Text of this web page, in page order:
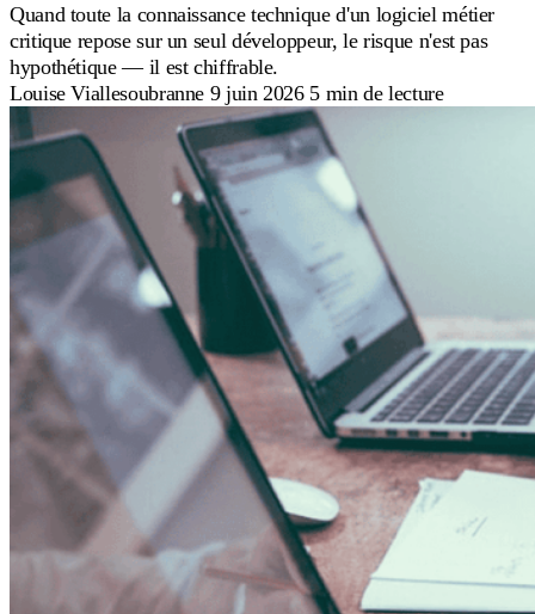
Quand toute la connaissance technique d'un logiciel métier
critique repose sur un seul développeur, le risque n'est pas
hypothétique — il est chiffrable.
Louise Viallesoubranne 9 juin 2026 5 min de lecture